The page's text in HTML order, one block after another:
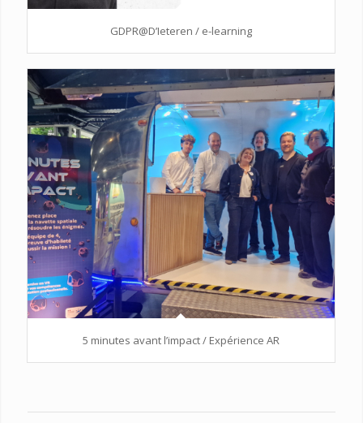
GDPR@D’Ieteren / e-learning
5 minutes avant l’impact / Expérience AR